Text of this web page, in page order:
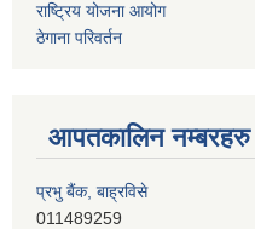
राष्ट्रिय योजना आयोग
ठेगाना परिवर्तन
आपतकालिन नम्बरहरु
प्रभु बैंक, बाह्रविसे
011489259